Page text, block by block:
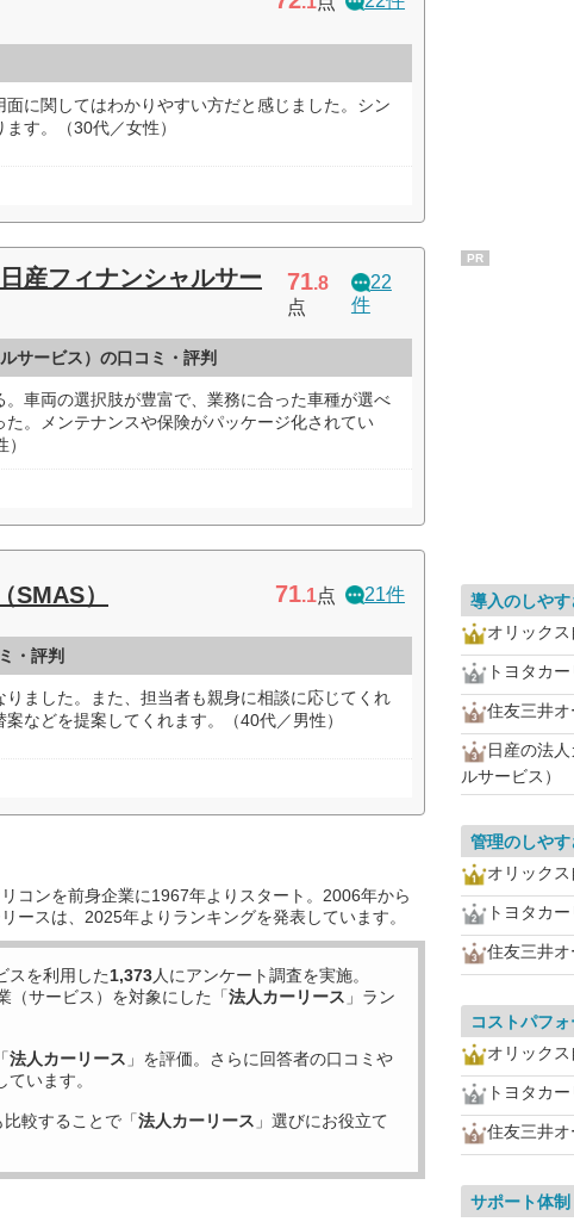
に関してはわかりやすい方だと感じました。シン
す。（30代／女性）
産フィナンシャルサー
71.8
点
22
件
サービス）の口コミ・評判
車両の選択肢が豊富で、業務に合った車種が選べ
。メンテナンスや保険がパッケージ化されてい
SMAS） 71.1点 21件
・評判
ました。また、担当者も親身に相談に応じてくれ
などを提案してくれます。（40代／男性）
コンを前身企業に1967年よりスタート。2006年から
ースは、2025年よりランキングを発表しています。
スを利用した1,373人にアンケート調査を実施。
（サービス）を対象にした「法人カーリース 」ラン
法人カーリース 」を評価。さらに回答者の口コミや
います。
較することで「法人カーリース 」選びにお役立て
PR
導入のしやす
オリック
トヨタカ
住友三井オ
日産の法
ルサービス）
管理のしやす
オリック
トヨタカ
住友三井オ
コストパフ
オリック
トヨタカ
住友三井オ
サポート体制